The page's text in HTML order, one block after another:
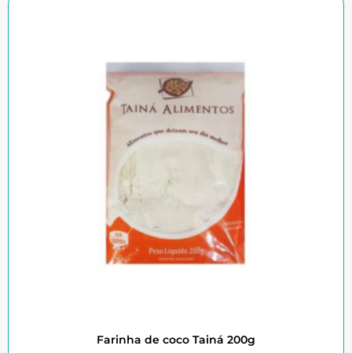
Farinha de coco Tainá 200g